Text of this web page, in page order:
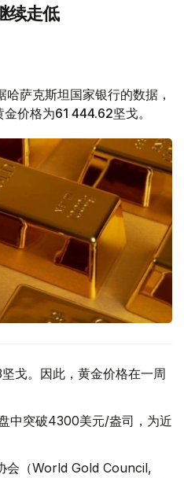
续走低
哈萨克斯坦国家银行的数据，
价格为61 444.62坚戈。
戈。因此，黄金价格在一周
中突破4300美元/盎司，为近
会（World Gold Council,